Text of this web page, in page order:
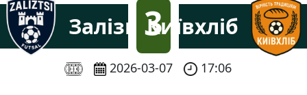
Залізці3
:
Київхліб
2026-03-07 17:06